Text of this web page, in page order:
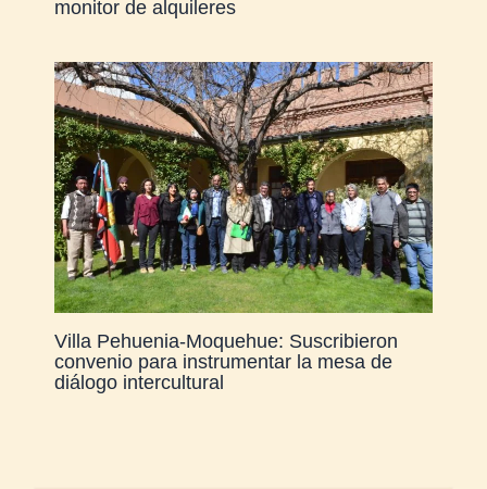
monitor de alquileres
Villa Pehuenia-Moquehue: Suscribieron
convenio para instrumentar la mesa de
diálogo intercultural